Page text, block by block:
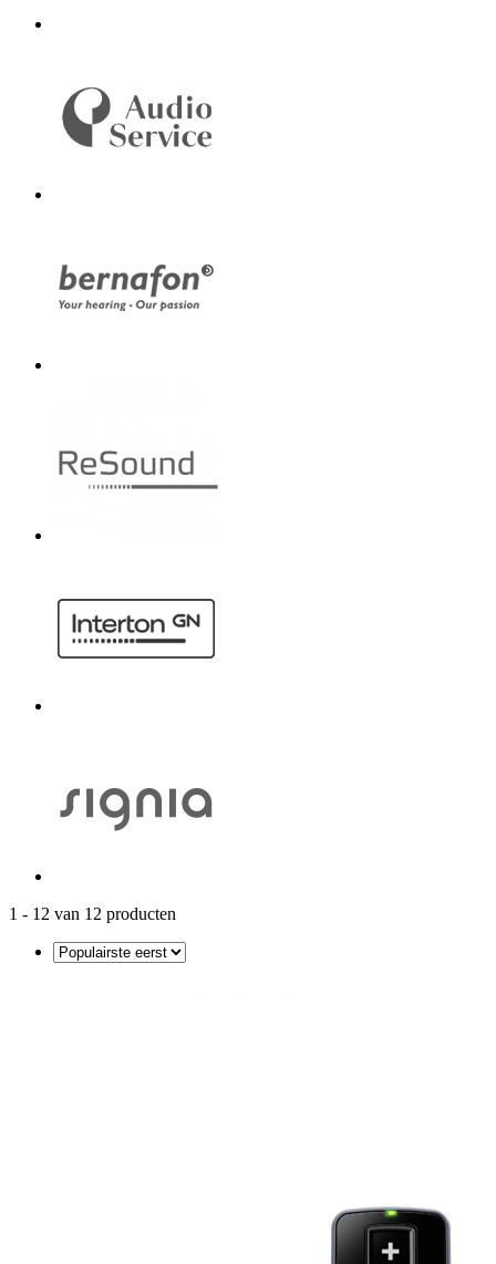
1 - 12 van 12 producten